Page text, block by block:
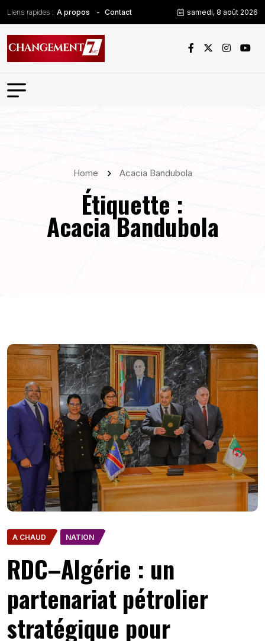
Liens rapides : A propos Contact samedi, 8 août 2026
Home Acacia Bandubola
Étiquette :
Acacia Bandubola
A CHAUD NATION
RDC–Algérie : un
partenariat pétrolier
stratégique pour